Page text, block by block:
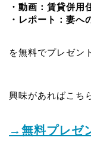
・動画：賃貸併用
・レポート：妻へ
を無料でプレゼン
興味があればこち
→無料プレゼ